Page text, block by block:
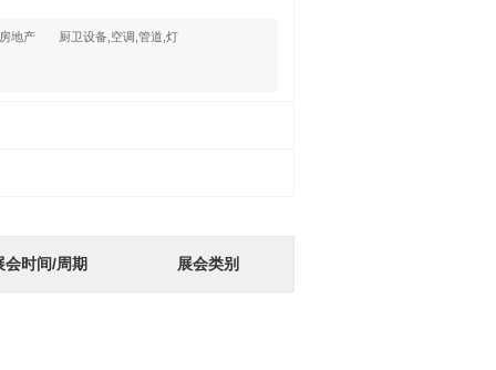
地产 厨卫设备,空调,管道,灯
会时间/周期 展会类别